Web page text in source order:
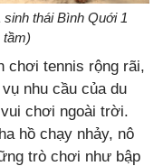
thái Bình Quới 1
tầm)
chơi tennis rộng rãi,
nhu cầu của du
chơi ngoài trời.
hồ chạy nhảy, nô
trò chơi như bập